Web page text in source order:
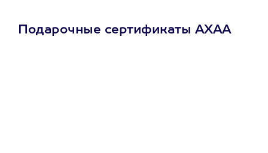
Подарочные сертификаты АХАА